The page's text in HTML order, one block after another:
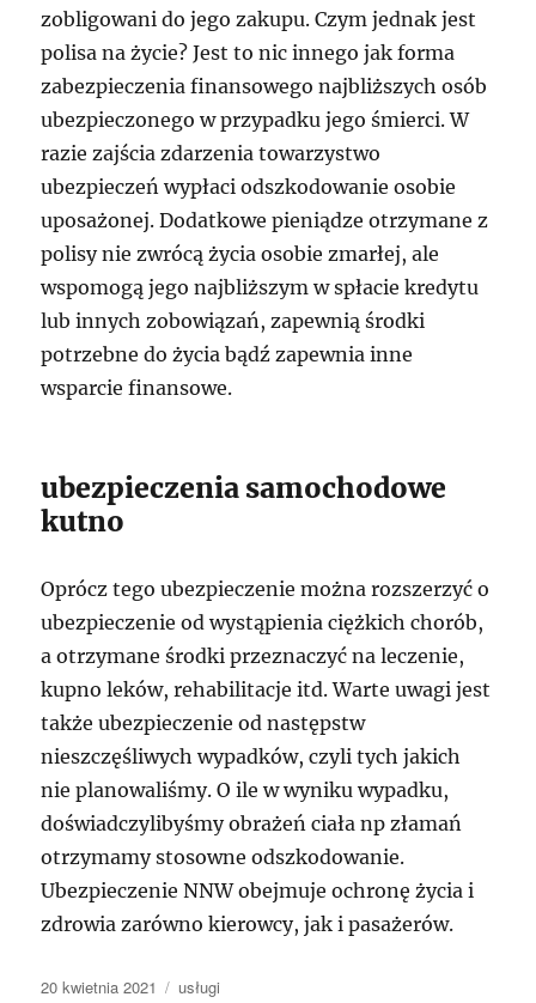
zobligowani do jego zakupu. Czym jednak jest
polisa na życie? Jest to nic innego jak forma
zabezpieczenia finansowego najbliższych osób
ubezpieczonego w przypadku jego śmierci. W
razie zajścia zdarzenia towarzystwo
ubezpieczeń wypłaci odszkodowanie osobie
uposażonej. Dodatkowe pieniądze otrzymane z
polisy nie zwrócą życia osobie zmarłej, ale
wspomogą jego najbliższym w spłacie kredytu
lub innych zobowiązań, zapewnią środki
potrzebne do życia bądź zapewnia inne
wsparcie finansowe.
ubezpieczenia samochodowe
kutno
Oprócz tego ubezpieczenie można rozszerzyć o
ubezpieczenie od wystąpienia ciężkich chorób,
a otrzymane środki przeznaczyć na leczenie,
kupno leków, rehabilitacje itd. Warte uwagi jest
także ubezpieczenie od następstw
nieszczęśliwych wypadków, czyli tych jakich
nie planowaliśmy. O ile w wyniku wypadku,
doświadczylibyśmy obrażeń ciała np złamań
otrzymamy stosowne odszkodowanie.
Ubezpieczenie NNW obejmuje ochronę życia i
zdrowia zarówno kierowcy, jak i pasażerów.
Data
20 kwietnia 2021 Kategorie
usługi